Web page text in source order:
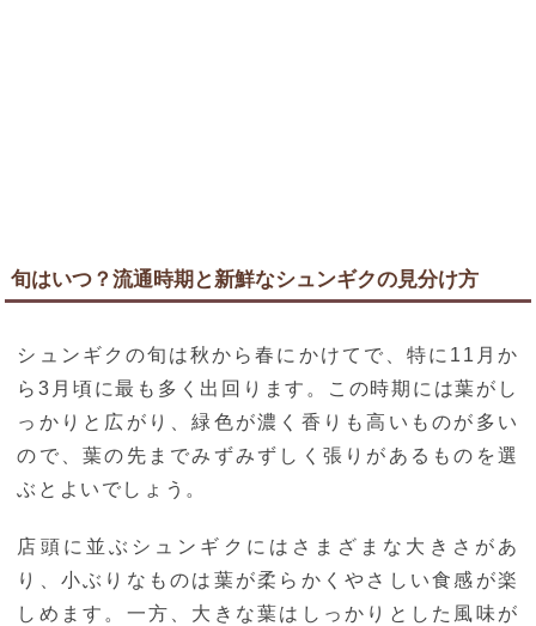
旬はいつ？流通時期と新鮮なシュンギクの見分け方
シュンギクの旬は秋から春にかけてで、特に11月か
ら3月頃に最も多く出回ります。この時期には葉がし
っかりと広がり、緑色が濃く香りも高いものが多い
ので、葉の先までみずみずしく張りがあるものを選
ぶとよいでしょう。
店頭に並ぶシュンギクにはさまざまな大きさがあ
り、小ぶりなものは葉が柔らかくやさしい食感が楽
しめます。一方、大きな葉はしっかりとした風味が